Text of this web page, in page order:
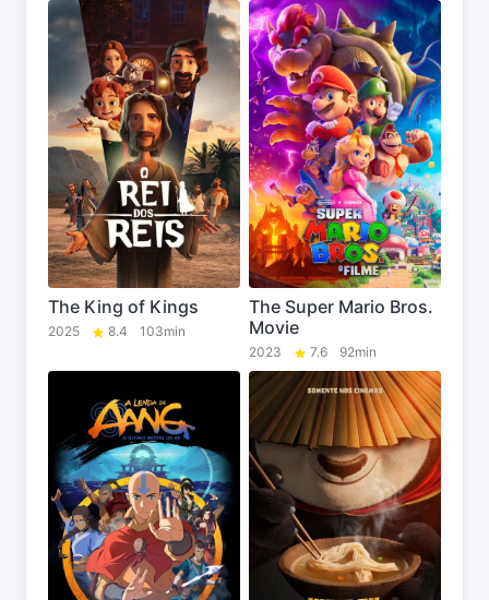
The King of Kings
2025 8.4 103min
The Super Mario Bros.
Movie
2023 7.6 92min